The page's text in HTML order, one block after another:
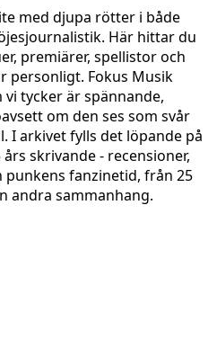
med djupa rötter i både
Här hittar du
premiärer, spellistor och
personligt. Fokus Musik
tycker är spännande,
om den ses som svår
I arkivet fylls det löpande på
skrivande - recensioner,
fanzinetid, från 25
andra sammanhang.